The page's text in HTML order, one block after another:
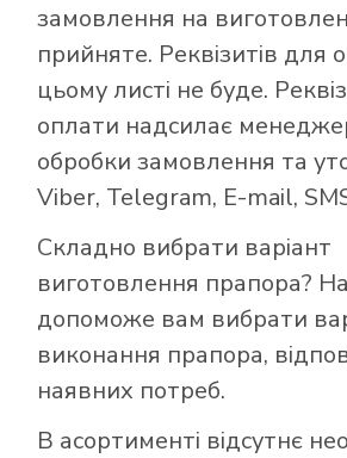
замовлення на
прийняте. Реквізитів для
цьому листі не буде.
оплати надсилає
обробки замовлення та
Viber, Telegram, E-mail,
Складно вибрати варіант
виготовлення прапора?
допоможе вам вибрати
виконання прапора,
наявних потреб.
В асортименті відсутнє